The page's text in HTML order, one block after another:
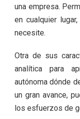
una empresa.
en cualquier
necesite.
Otra de sus
analítica para
autónoma dónde
un gran avance,
los esfuerzos de